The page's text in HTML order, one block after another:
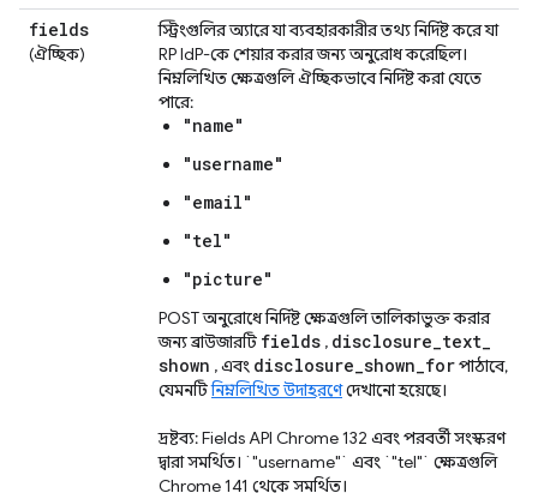
fields
(ঐচ্ছিক)
স্ট্রিংগুলির অ্যারে যা ব্যবহারকারীর তথ্য নির্দিষ্ট করে যা
RP IdP-কে শেয়ার করার জন্য অনুরোধ করেছিল।
নিম্নলিখিত ক্ষেত্রগুলি ঐচ্ছিকভাবে নির্দিষ্ট করা যেতে
পারে:
"name"
"username"
"email"
"tel"
"picture"
POST অনুরোধে নির্দিষ্ট ক্ষেত্রগুলি তালিকাভুক্ত করার
জন্য ব্রাউজারটি fields , disclosure_text_
shown , এবং disclosure_shown_forপাঠাবে,
যেমনটিনিম্নলিখিত উদাহরণেদেখানো হয়েছে।
দ্রষ্টব্য: Fields API Chrome 132 এবং পরবর্তী সংস্করণ
দ্বারা সমর্থিত। `"username"` এবং `"tel"` ক্ষেত্রগুলি
Chrome 141 থেকে সমর্থিত।